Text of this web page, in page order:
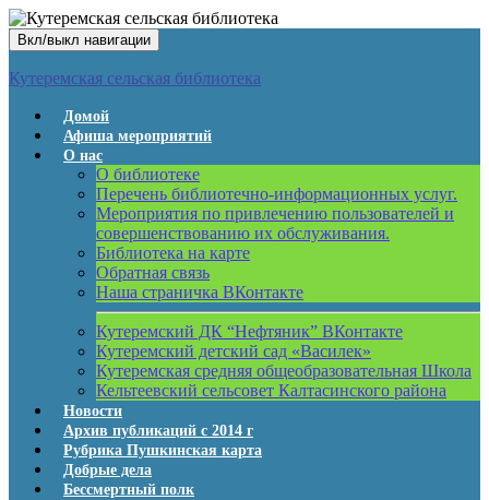
Вкл/выкл навигации
Кутеремская сельская библиотека
Домой
Афиша мероприятий
О нас
О библиотеке
Перечень библиотечно-информационных услуг.
Мероприятия по привлечению пользователей и
совершенствованию их обслуживания.
Библиотека на карте
Обратная связь
Наша страничка ВКонтакте
Кутеремский ДК “Нефтяник” ВКонтакте
Кутеремский детский сад «Василек»
Кутеремская средняя общеобразовательная Школа
Кельтеевский сельсовет Калтасинского района
Новости
Архив публикаций с 2014 г
Рубрика Пушкинская карта
Добрые дела
Бессмертный полк